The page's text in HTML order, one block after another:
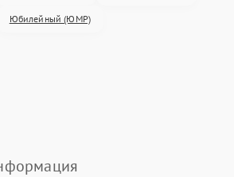
Юбилейный (ЮМР)